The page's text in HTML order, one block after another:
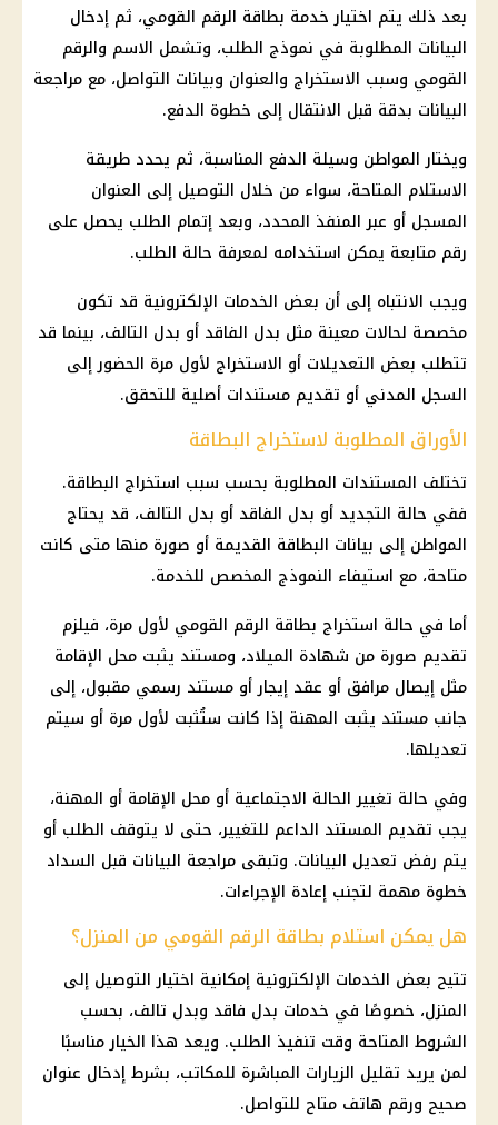
بعد ذلك يتم اختيار خدمة بطاقة الرقم القومي، ثم إدخال
البيانات المطلوبة في نموذج الطلب، وتشمل الاسم والرقم
القومي وسبب الاستخراج والعنوان وبيانات التواصل، مع مراجعة
البيانات بدقة قبل الانتقال إلى خطوة الدفع.
ويختار المواطن وسيلة الدفع المناسبة، ثم يحدد طريقة
الاستلام المتاحة، سواء من خلال التوصيل إلى العنوان
المسجل أو عبر المنفذ المحدد، وبعد إتمام الطلب يحصل على
رقم متابعة يمكن استخدامه لمعرفة حالة الطلب.
ويجب الانتباه إلى أن بعض الخدمات الإلكترونية قد تكون
مخصصة لحالات معينة مثل بدل الفاقد أو بدل التالف، بينما قد
تتطلب بعض التعديلات أو الاستخراج لأول مرة الحضور إلى
السجل المدني أو تقديم مستندات أصلية للتحقق.
الأوراق المطلوبة لاستخراج البطاقة
تختلف المستندات المطلوبة بحسب سبب استخراج البطاقة.
ففي حالة التجديد أو بدل الفاقد أو بدل التالف، قد يحتاج
المواطن إلى بيانات البطاقة القديمة أو صورة منها متى كانت
متاحة، مع استيفاء النموذج المخصص للخدمة.
أما في حالة استخراج بطاقة الرقم القومي لأول مرة، فيلزم
تقديم صورة من شهادة الميلاد، ومستند يثبت محل الإقامة
مثل إيصال مرافق أو عقد إيجار أو مستند رسمي مقبول، إلى
جانب مستند يثبت المهنة إذا كانت ستُثبت لأول مرة أو سيتم
تعديلها.
وفي حالة تغيير الحالة الاجتماعية أو محل الإقامة أو المهنة،
يجب تقديم المستند الداعم للتغيير، حتى لا يتوقف الطلب أو
يتم رفض تعديل البيانات. وتبقى مراجعة البيانات قبل السداد
خطوة مهمة لتجنب إعادة الإجراءات.
هل يمكن استلام بطاقة الرقم القومي من المنزل؟
تتيح بعض الخدمات الإلكترونية إمكانية اختيار التوصيل إلى
المنزل، خصوصًا في خدمات بدل فاقد وبدل تالف، بحسب
الشروط المتاحة وقت تنفيذ الطلب. ويعد هذا الخيار مناسبًا
لمن يريد تقليل الزيارات المباشرة للمكاتب، بشرط إدخال عنوان
صحيح ورقم هاتف متاح للتواصل.